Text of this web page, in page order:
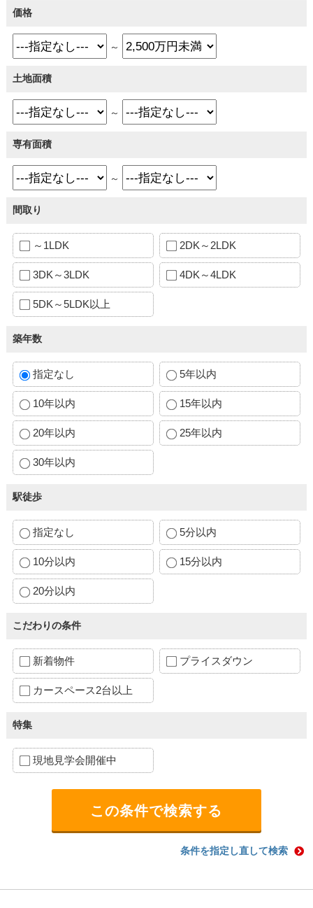
価格
～
土地面積
～
専有面積
～
間取り
～1LDK 2DK～2LDK
3DK～3LDK 4DK～4LDK
5DK～5LDK以上
築年数
指定なし 5年以内
10年以内 15年以内
20年以内 25年以内
30年以内
駅徒歩
指定なし 5分以内
10分以内 15分以内
20分以内
こだわりの条件
新着物件 プライスダウン
カースペース2台以上
特集
現地見学会開催中
条件を指定し直して検索